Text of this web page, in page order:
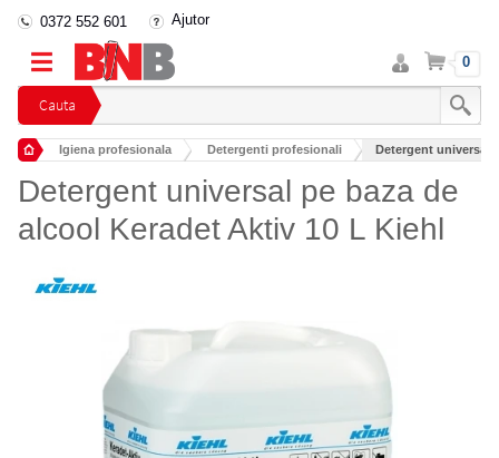
Cauta
0372 552 601 Ajutor
Intra
in
cont
Cos 0
Igiena profesionala
Detergenti profesionali
Detergent universal
Detergent universal pe baza de
alcool Keradet Aktiv 10 L Kiehl